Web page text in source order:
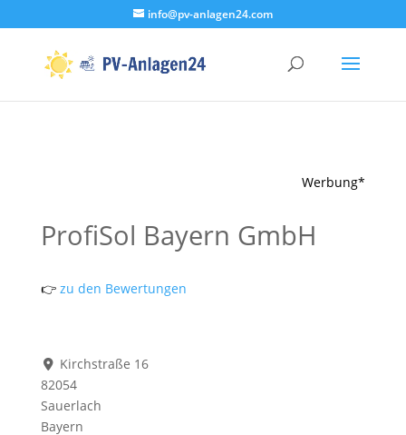
info@pv-anlagen24.com
Werbung*
ProfiSol Bayern GmbH
👉zu den Bewertungen
Kirchstraße 16
82054
Sauerlach
Bayern